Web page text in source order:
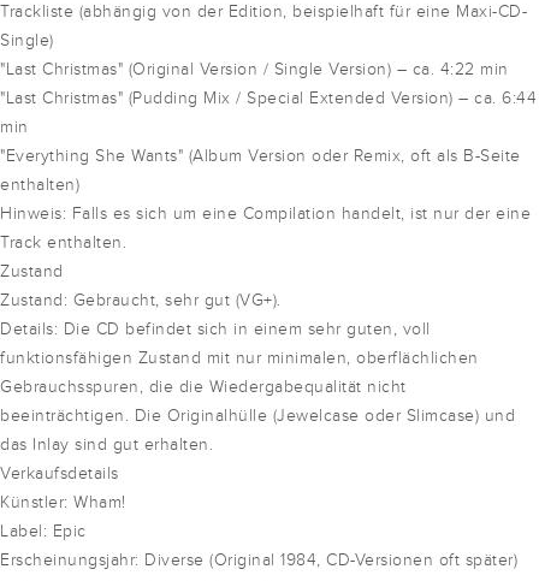
Trackliste (abhängig von der Edition, beispielhaft für eine Maxi-CD-
Single)
"Last Christmas" (Original Version / Single Version) – ca. 4:22 min
"Last Christmas" (Pudding Mix / Special Extended Version) – ca. 6:44
min
"Everything She Wants" (Album Version oder Remix, oft als B-Seite
enthalten)
Hinweis: Falls es sich um eine Compilation handelt, ist nur der eine
Track enthalten.
Zustand
Zustand: Gebraucht, sehr gut (VG+).
Details: Die CD befindet sich in einem sehr guten, voll
funktionsfähigen Zustand mit nur minimalen, oberflächlichen
Gebrauchsspuren, die die Wiedergabequalität nicht
beeinträchtigen. Die Originalhülle (Jewelcase oder Slimcase) und
das Inlay sind gut erhalten.
Verkaufsdetails
Künstler: Wham!
Label: Epic
Erscheinungsjahr: Diverse (Original 1984, CD-Versionen oft später)